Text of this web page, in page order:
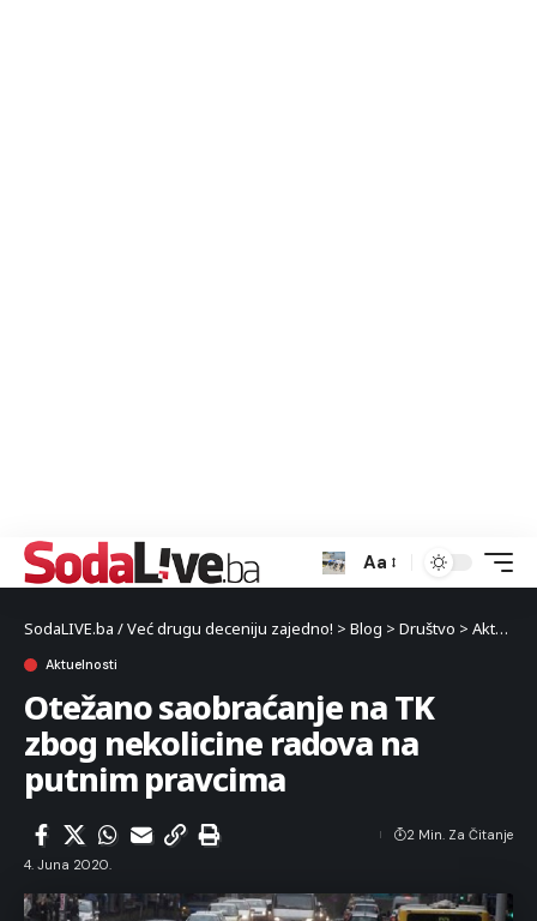
Aa
SodaLIVE.ba / Već drugu deceniju zajedno! > Blog > Društvo > Aktuelnosti
Aktuelnosti
Otežano saobraćanje na TK
zbog nekolicine radova na
putnim pravcima
4. Juna 2020.
2 Min. Za Čitanje